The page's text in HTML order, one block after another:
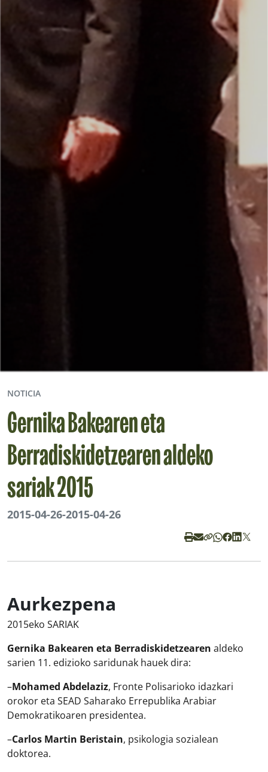
NOTICIA
Gernika Bakearen eta
Berradiskidetzearen aldeko
sariak 2015
2015-04-26-2015-04-26
Aurkezpena
2015eko SARIAK
Gernika Bakearen eta Berradiskidetzearen aldeko
sarien 11. edizioko saridunak hauek dira:
–Mohamed Abdelaziz, Fronte Polisarioko idazkari
orokor eta SEAD Saharako Errepublika Arabiar
Demokratikoaren presidentea.
–Carlos Martin Beristain, psikologia sozialean
doktorea.